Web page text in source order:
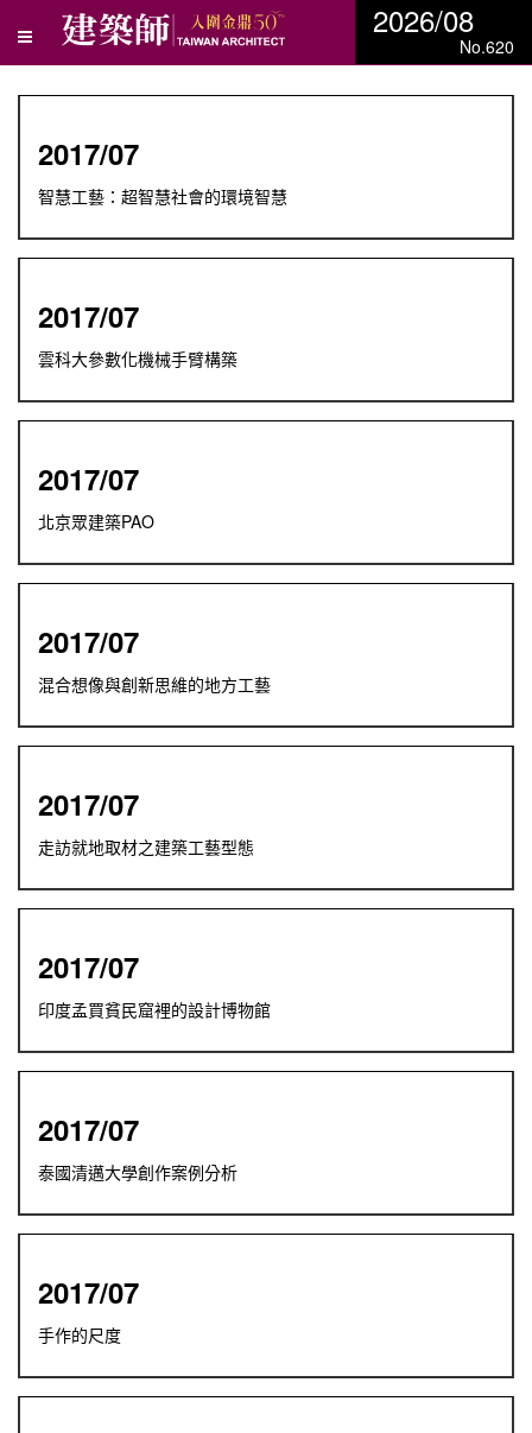
2026/08
No.620
2017/07
智慧工藝：超智慧社會的環境智慧
2017/07
雲科大參數化機械手臂構築
2017/07
北京眾建築PAO
2017/07
混合想像與創新思維的地方工藝
2017/07
走訪就地取材之建築工藝型態
2017/07
印度孟買貧民窟裡的設計博物館
2017/07
泰國清邁大學創作案例分析
2017/07
手作的尺度